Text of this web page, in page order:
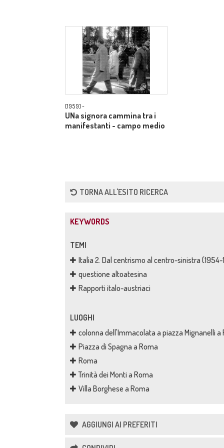
[1959] -
UNa signora cammina tra i
manifestanti - campo medio
TORNA ALL'ESITO RICERCA
KEYWORDS
TEMI
Italia 2. Dal centrismo al centro-sinistra (1954-
questione altoatesina
Rapporti italo-austriaci
LUOGHI
colonna dell'Immacolata a piazza Mignanelli a
Piazza di Spagna a Roma
Roma
Trinità dei Monti a Roma
Villa Borghese a Roma
AGGIUNGI AI PREFERITI